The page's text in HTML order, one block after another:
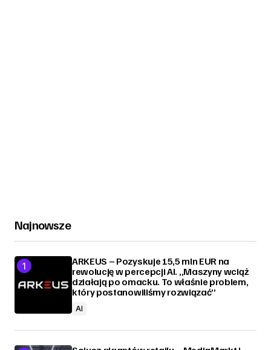
Najnowsze
ARKEUS – Pozyskuje 15,5 mln EUR na
rewolucję w percepcji AI. „Maszyny wciąż
działają po omacku. To właśnie problem,
który postanowiliśmy rozwiązać”
AI